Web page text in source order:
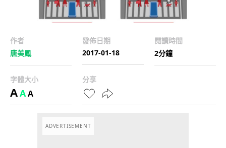
作者
唐美鳳
發佈日期
2017-01-18
閱讀時間
2分鐘
字體大小
AAA
分享
ADVERTISEMENT